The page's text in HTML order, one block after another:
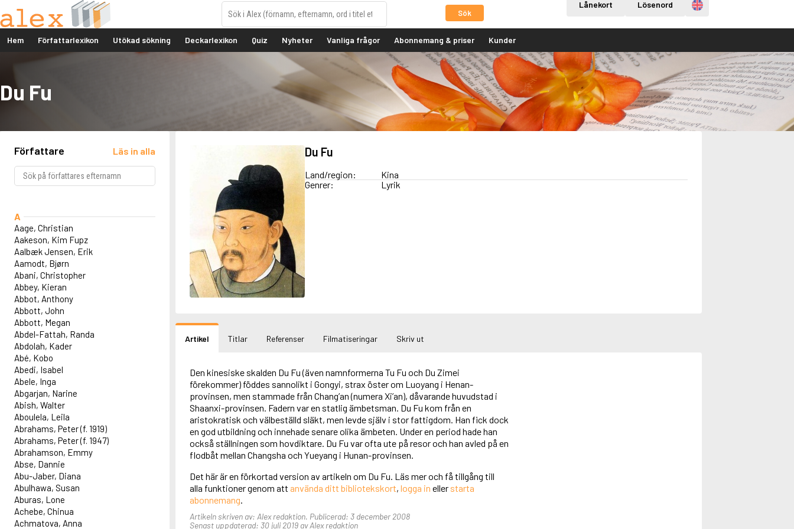
Sök
Lånekort Lösenord Engelska
Hem Författarlexikon Utökad sökning Deckarlexikon Quiz Nyheter Vanliga frågor Abonnemang & priser Kunder
Du Fu
Författare Läs in alla
A
Aage, Christian
Aakeson, Kim Fupz
Aalbæk Jensen, Erik
Aamodt, Bjørn
Abani, Christopher
Abbey, Kieran
Abbot, Anthony
Abbott, John
Abbott, Megan
Abdel-Fattah, Randa
Abdolah, Kader
Abé, Kobo
Abedi, Isabel
Abele, Inga
Abgarjan, Narine
Abish, Walter
Aboulela, Leila
Abrahams, Peter (f. 1919)
Abrahams, Peter (f. 1947)
Abrahamson, Emmy
Abse, Dannie
Abu-Jaber, Diana
Abulhawa, Susan
Aburas, Lone
Achebe, Chinua
Achmatova, Anna
Du Fu
Land/region:
Kina
Genrer:
Lyrik
Artikel Titlar Referenser Filmatiseringar Skriv ut
Den kinesiske skalden Du Fu (även namnformerna Tu Fu och Du Zimei
förekommer) föddes sannolikt i Gongyi, strax öster om Luoyang i Henan-
provinsen, men stammade från Chang’an (numera Xi’an), dåvarande huvudstad i
Shaanxi-provinsen. Fadern var en statlig ämbetsman. Du Fu kom från en
aristokratisk och välbeställd släkt, men levde själv i stor fattigdom. Han fick dock
en god utbildning och innehade senare olika ämbeten. Under en period hade han
också ställningen som hovdiktare. Du Fu var ofta ute på resor och han avled på en
flodbåt mellan Changsha och Yueyang i Hunan-provinsen.
Det här är en förkortad version av artikeln om Du Fu. Läs mer och få tillgång till
alla funktioner genom att använda ditt bibliotekskort, logga in eller starta
abonnemang.
Artikeln skriven av: Alex redaktion. Publicerad: 3 december 2008
Senast uppdaterad: 30 juli 2019 av Alex redaktion